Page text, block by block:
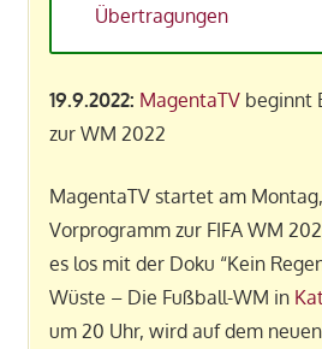
Übertragungen
19.9.2022: MagentaTVbeginnt
zur WM 2022
MagentaTV startet am
Vorprogramm zur FIFA WM
es los mit der Doku “Kein
Wüste – Die Fußball-WM in
um 20 Uhr, wird auf dem